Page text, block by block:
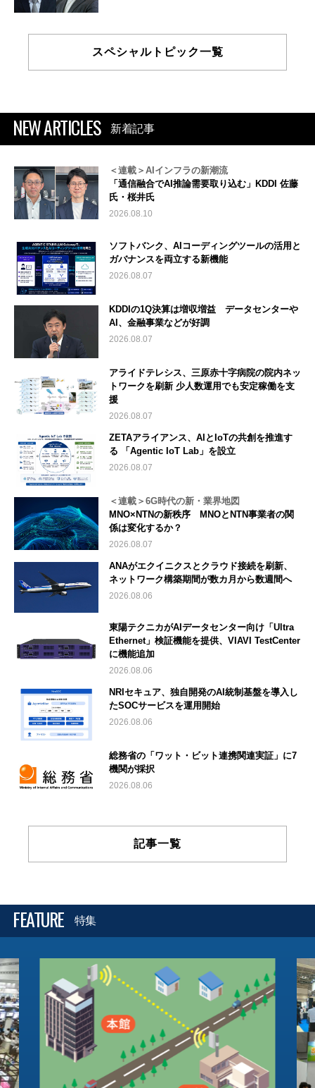
スペシャルトピック一覧
NEW ARTICLES 新着記事
＜連載＞AIインフラの新潮流
「通信融合でAI推論需要取り込む」KDDI 佐藤
氏・桜井氏
2026.08.10
ソフトバンク、AIコーディングツールの活用と
ガバナンスを両立する新機能
2026.08.07
KDDIの1Q決算は増収増益 データセンターや
AI、金融事業などが好調
2026.08.07
アライドテレシス、三原赤十字病院の院内ネッ
トワークを刷新 少人数運用でも安定稼働を支
援
2026.08.07
ZETAアライアンス、AIとIoTの共創を推進す
る 「Agentic IoT Lab」を設立
2026.08.07
＜連載＞6G時代の新・業界地図
MNO×NTNの新秩序 MNOとNTN事業者の関
係は変化するか？
2026.08.07
ANAがエクイニクスとクラウド接続を刷新、
ネットワーク構築期間が数カ月から数週間へ
2026.08.06
東陽テクニカがAIデータセンター向け「Ultra
Ethernet」検証機能を提供、VIAVI TestCenter
に機能追加
2026.08.06
NRIセキュア、独自開発のAI統制基盤を導入し
たSOCサービスを運用開始
2026.08.06
総務省の「ワット・ビット連携関連実証」に7
機関が採択
2026.08.06
記事一覧
FEATURE 特集